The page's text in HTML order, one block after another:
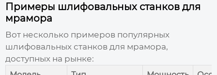
Примеры шлифовальных станков для
мрамора
Вот несколько примеров популярных
шлифовальных станков для мрамора,
доступных на рынке: